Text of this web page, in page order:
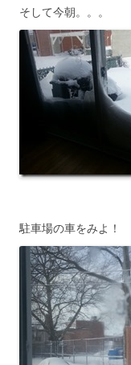
そして今朝。。。
駐車場の車をみよ！